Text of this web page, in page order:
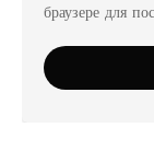
браузере для